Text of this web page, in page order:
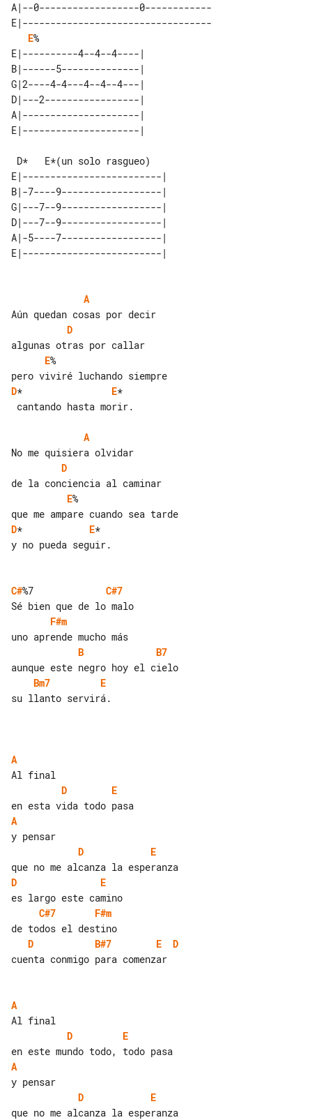
A|--0------------------0------------
E|----------------------------------
E%
E|----------4--4--4----|
B|------5--------------|
G|2----4-4---4--4--4---|
D|---2-----------------|
A|---------------------|
E|-------------------------|
B|-7----9------------------|
G|---7--9------------------|
D|---7--9------------------|
A|-5----7------------------|
A
D
E%
D* E*
A
D
E%
D* E*
y no pueda seguir.
C#%7 C#7
F#m
B
B7
Bm7
E
su llanto servirá.
A
D
E
A
D
E
D
E
C#7
F#m
D
B#7 E
D
cuenta conmigo para comenzar
A
D
E
A
D
E